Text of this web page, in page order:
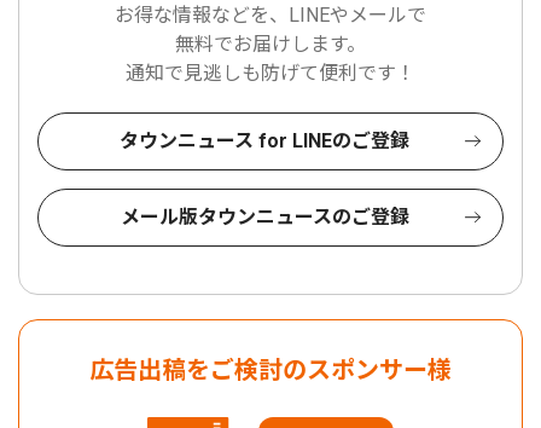
お得な情報などを、LINEやメールで
無料でお届けします。
通知で見逃しも防げて便利です！
タウンニュース for LINEのご登録
メール版タウンニュースのご登録
広告出稿をご検討のスポンサー様